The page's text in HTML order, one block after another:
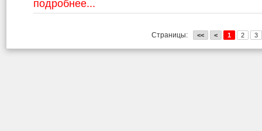
подробнее...
Страницы: << < 1 2 3